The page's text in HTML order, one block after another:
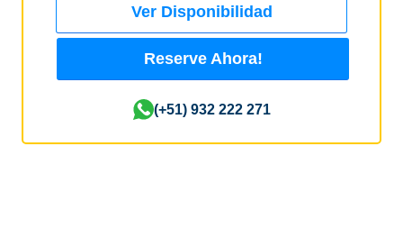
Ver Disponibilidad
Reserve Ahora!
(+51) 932 222 271